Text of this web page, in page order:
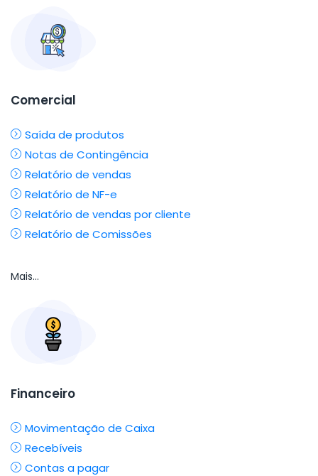
Comercial
Saída de produtos
Notas de Contingência
Relatório de vendas
Relatório de NF-e
Relatório de vendas por cliente
Relatório de Comissões
Mais...
Financeiro
Movimentação de Caixa
Recebíveis
Contas a pagar